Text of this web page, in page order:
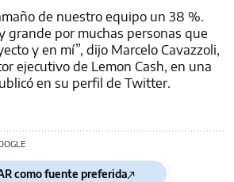
de nuestro equipo un 38 %.
grande por muchas personas que
y en mí”, dijo Marcelo Cavazzoli,
ejecutivo de Lemon Cash, en una
en su perfil de Twitter.
como fuente preferida